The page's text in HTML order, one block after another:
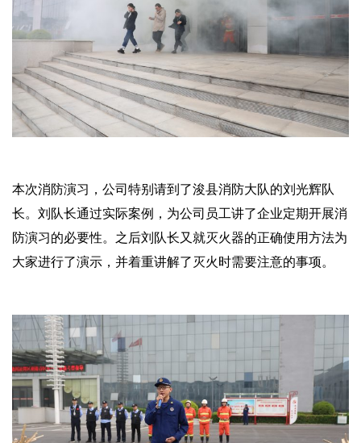
本次消防演习，公司特别请到了浚县消防大队的刘光辉队
长。刘队长通过实际案例，为公司员工讲了企业定期开展消
防演习的必要性。之后刘队长又就灭火器的正确使用方法为
大家进行了演示，并着重讲解了灭火时需要注意的事项。